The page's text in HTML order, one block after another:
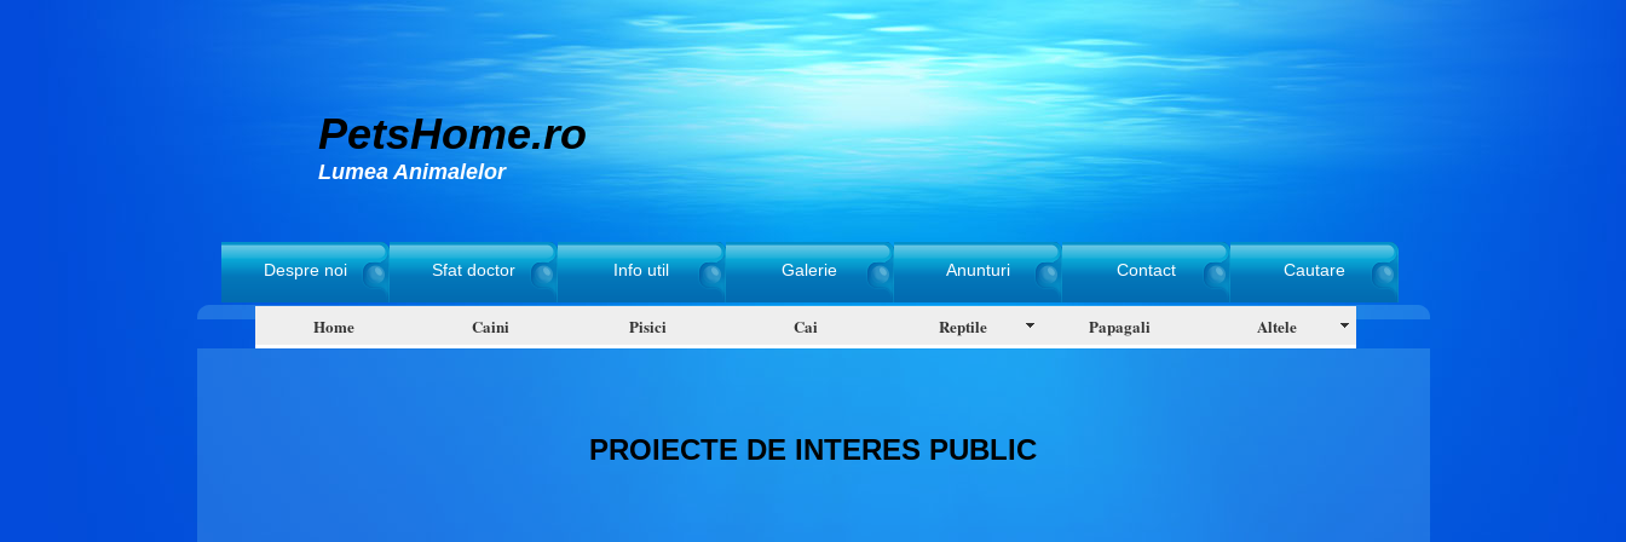
PetsHome.ro
Lumea Animalelor
Despre noi Sfat doctor Info util Galerie Anunturi Contact Cautare
Home Caini Pisici Cai Reptile Papagali Altele
PROIECTE DE INTERES PUBLIC